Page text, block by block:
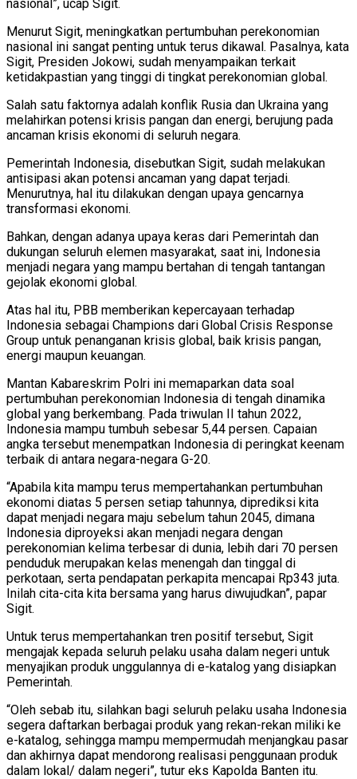
nasional”, ucap Sigit.
Menurut Sigit, meningkatkan pertumbuhan perekonomian
nasional ini sangat penting untuk terus dikawal. Pasalnya, kata
Sigit, Presiden Jokowi, sudah menyampaikan terkait
ketidakpastian yang tinggi di tingkat perekonomian global.
Salah satu faktornya adalah konflik Rusia dan Ukraina yang
melahirkan potensi krisis pangan dan energi, berujung pada
ancaman krisis ekonomi di seluruh negara.
Pemerintah Indonesia, disebutkan Sigit, sudah melakukan
antisipasi akan potensi ancaman yang dapat terjadi.
Menurutnya, hal itu dilakukan dengan upaya gencarnya
transformasi ekonomi.
Bahkan, dengan adanya upaya keras dari Pemerintah dan
dukungan seluruh elemen masyarakat, saat ini, Indonesia
menjadi negara yang mampu bertahan di tengah tantangan
gejolak ekonomi global.
Atas hal itu, PBB memberikan kepercayaan terhadap
Indonesia sebagai Champions dari Global Crisis Response
Group untuk penanganan krisis global, baik krisis pangan,
energi maupun keuangan.
Mantan Kabareskrim Polri ini memaparkan data soal
pertumbuhan perekonomian Indonesia di tengah dinamika
global yang berkembang. Pada triwulan II tahun 2022,
Indonesia mampu tumbuh sebesar 5,44 persen. Capaian
angka tersebut menempatkan Indonesia di peringkat keenam
terbaik di antara negara-negara G-20.
“Apabila kita mampu terus mempertahankan pertumbuhan
ekonomi diatas 5 persen setiap tahunnya, diprediksi kita
dapat menjadi negara maju sebelum tahun 2045, dimana
Indonesia diproyeksi akan menjadi negara dengan
perekonomian kelima terbesar di dunia, lebih dari 70 persen
penduduk merupakan kelas menengah dan tinggal di
perkotaan, serta pendapatan perkapita mencapai Rp343 juta.
Inilah cita-cita kita bersama yang harus diwujudkan”, papar
Sigit.
Untuk terus mempertahankan tren positif tersebut, Sigit
mengajak kepada seluruh pelaku usaha dalam negeri untuk
menyajikan produk unggulannya di e-katalog yang disiapkan
Pemerintah.
“Oleh sebab itu, silahkan bagi seluruh pelaku usaha Indonesia
segera daftarkan berbagai produk yang rekan-rekan miliki ke
e-katalog, sehingga mampu mempermudah menjangkau pasar
dan akhirnya dapat mendorong realisasi penggunaan produk
dalam lokal/ dalam negeri”, tutur eks Kapolda Banten itu.